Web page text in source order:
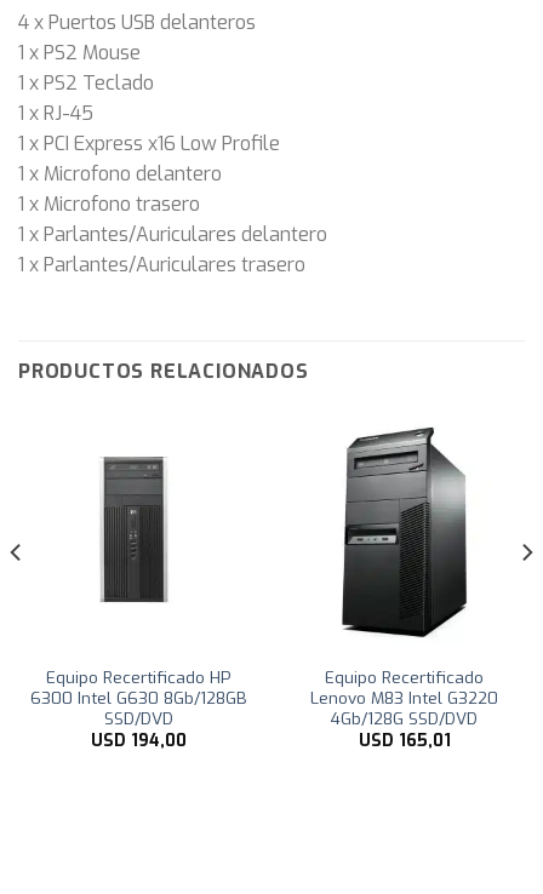
4 x Puertos USB delanteros
1 x PS2 Mouse
1 x PS2 Teclado
1 x RJ-45
1 x PCI Express x16 Low Profile
1 x Microfono delantero
1 x Microfono trasero
1 x Parlantes/Auriculares delantero
1 x Parlantes/Auriculares trasero
PRODUCTOS RELACIONADOS
Equipo Recertificado HP
6300 Intel G630 8Gb/128GB
SSD/DVD
USD 194,00
Equipo Recertificado
Lenovo M83 Intel G3220
4Gb/128G SSD/DVD
USD 165,01